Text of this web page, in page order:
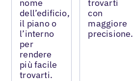
nome
dell’edificio,
il piano o
l’interno
per
rendere
più facile
trovarti.
trovarti
con
maggiore
precisione.